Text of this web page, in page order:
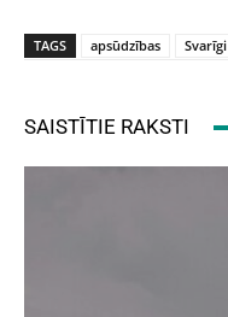
TAGS apsūdzības Svarīgi
SAISTĪTIE RAKSTI